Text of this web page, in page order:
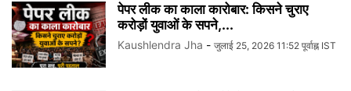
पेपर लीक का काला कारोबार: किसने चुराए
करोड़ों युवाओं के सपने,...
Kaushlendra Jha - जुलाई 25, 2026 11:52 पूर्वाह्न IST